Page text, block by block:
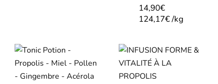
14,90€
124,17€/kg
TONIC
POTION MIEL
PROPOLIS
POLLEN
INFUSION
FORME &
VITALITÉ À LA
PROPOLIS